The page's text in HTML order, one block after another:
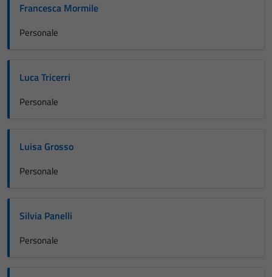
Francesca Mormile
Personale
Luca Tricerri
Personale
Luisa Grosso
Personale
Silvia Panelli
Personale